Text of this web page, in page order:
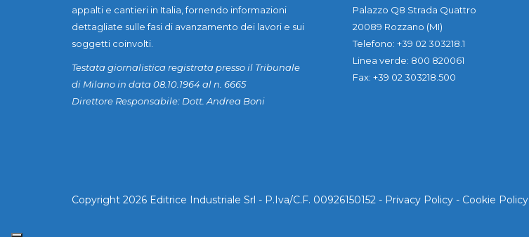
appalti e cantieri in Italia, fornendo informazioni
dettagliate sulle fasi di avanzamento dei lavori e sui
soggetti coinvolti.
Testata giornalistica registrata presso il Tribunale
di Milano in data 08.10.1964 al n. 6665
Direttore Responsabile: Dott. Andrea Boni
Palazzo Q8 Strada Quattro
20089 Rozzano (MI)
Telefono: +39 02 303218.1
Linea verde: 800 820061
Fax: +39 02 303218.500
Copyright 2026 Editrice Industriale Srl - P.Iva/C.F. 00926150152 - Privacy Policy - Cookie Policy